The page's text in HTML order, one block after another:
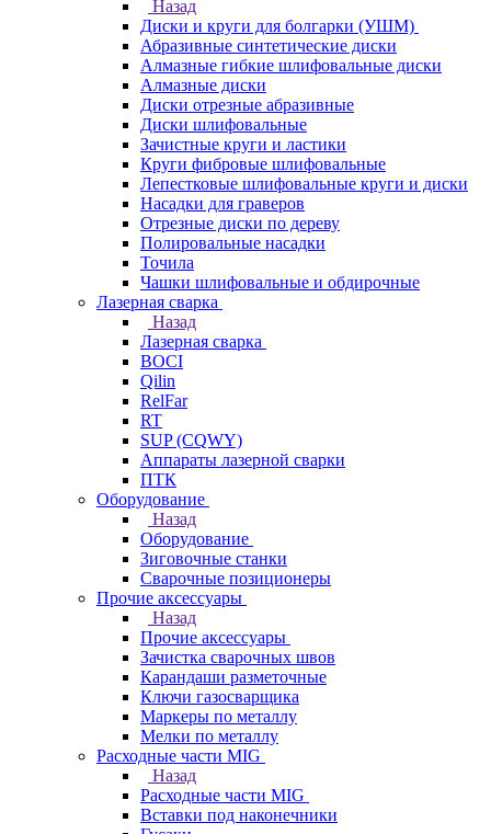
Назад
Диски и круги для болгарки (УШМ)
Абразивные синтетические диски
Алмазные гибкие шлифовальные диски
Алмазные диски
Диски отрезные абразивные
Диски шлифовальные
Зачистные круги и ластики
Круги фибровые шлифовальные
Лепестковые шлифовальные круги и диски
Насадки для граверов
Отрезные диски по дереву
Полировальные насадки
Точила
Чашки шлифовальные и обдирочные
Лазерная сварка
Назад
Лазерная сварка
BOCI
Qilin
RelFar
RT
SUP (CQWY)
Аппараты лазерной сварки
ПТК
Оборудование
Назад
Оборудование
Зиговочные станки
Сварочные позиционеры
Прочие аксессуары
Назад
Прочие аксессуары
Зачистка сварочных швов
Карандаши разметочные
Ключи газосварщика
Маркеры по металлу
Мелки по металлу
Расходные части MIG
Назад
Расходные части MIG
Вставки под наконечники